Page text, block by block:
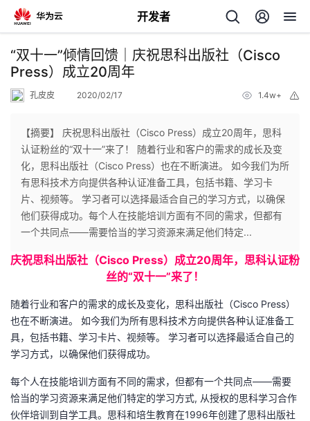
开发者
返
回
个
人
主
页
我
的
开
发
者
的
我
我
的
开
发
学
我
的
Programs
我
的
持
“双十一”倾情回馈｜庆祝思科出版社（Cisco
Press）成立20周年
孔皮皮 2020/02/17 1.4w+
【摘要】 庆祝思科出版社（Cisco Press）成立20周年，思科
认证粉丝的“双十一”来了！ 随着行业和客户的需求的成长及变
化，思科出版社（Cisco Press）也在不断演进。 如今我们为所
有思科技术方向提供各种认证准备工具，包括书籍、学习卡
片、视频等。 学习者可以选择最适合自己的学习方式，以确保
他们获得成功。每个人在技能培训方面有不同的需求，但都有
一个共同点——需要恰当的学习资源来满足他们特定...
庆祝思科出版社（Cisco Press）成立20周年，思科认证粉
丝的“双十一”来了！
随着行业和客户的需求的成长及变化，思科出版社（Cisco Press）
也在不断演进。 如今我们为所有思科技术方向提供各种认证准备工
具，包括书籍、学习卡片、视频等。 学习者可以选择最适合自己的
学习方式，以确保他们获得成功。
每个人在技能培训方面有不同的需求，但都有一个共同点——需要
恰当的学习资源来满足他们特定的学习方式, 从授权的思科学习合作
伙伴培训到自学工具。思科和培生教育在1996年创建了思科出版社